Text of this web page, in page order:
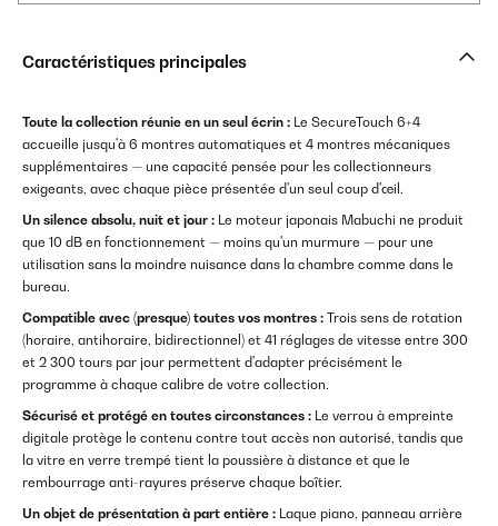
Caractéristiques principales
Toute la collection réunie en un seul écrin : Le SecureTouch 6+4
accueille jusqu'à 6 montres automatiques et 4 montres mécaniques
supplémentaires — une capacité pensée pour les collectionneurs
exigeants, avec chaque pièce présentée d'un seul coup d'œil.
Un silence absolu, nuit et jour : Le moteur japonais Mabuchi ne produit
que 10 dB en fonctionnement — moins qu'un murmure — pour une
utilisation sans la moindre nuisance dans la chambre comme dans le
bureau.
Compatible avec (presque) toutes vos montres : Trois sens de rotation
(horaire, antihoraire, bidirectionnel) et 41 réglages de vitesse entre 300
et 2 300 tours par jour permettent d'adapter précisément le
programme à chaque calibre de votre collection.
Sécurisé et protégé en toutes circonstances : Le verrou à empreinte
digitale protège le contenu contre tout accès non autorisé, tandis que
la vitre en verre trempé tient la poussière à distance et que le
rembourrage anti-rayures préserve chaque boîtier.
Un objet de présentation à part entière : Laque piano, panneau arrière